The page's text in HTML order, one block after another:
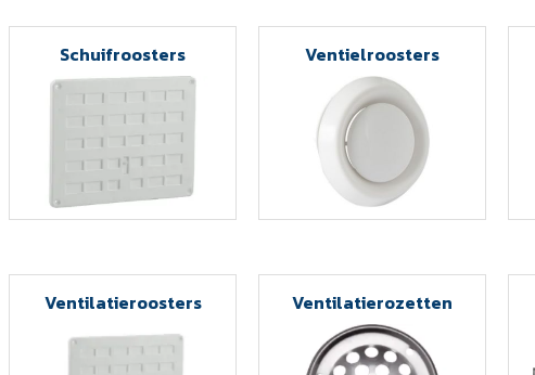
Schuifroosters Ventielroosters
Ventilatieroosters Ventilatierozetten